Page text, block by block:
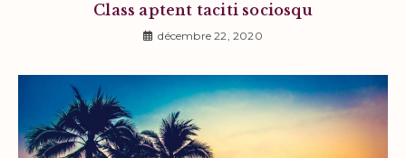
Class aptent taciti sociosqu
décembre 22, 2020